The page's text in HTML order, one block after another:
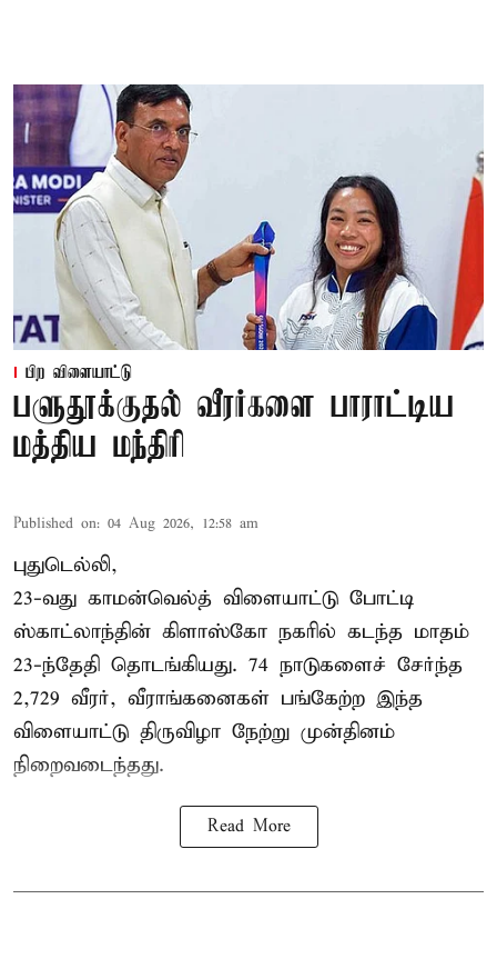
பிற விளையாட்டு
பளுதூக்குதல் வீரர்களை பாராட்டிய
மத்திய மந்திரி
Published on: 04 Aug 2026, 12:58 am
புதுடெல்லி,
23-வது காமன்வெல்த் விளையாட்டு போட்டி
ஸ்காட்லாந்தின் கிளாஸ்கோ நகரில் கடந்த மாதம்
23-ந்தேதி தொடங்கியது. 74 நாடுகளைச் சேர்ந்த
2,729 வீரர், வீராங்கனைகள் பங்கேற்ற இந்த
விளையாட்டு திருவிழா நேற்று முன்தினம்
நிறைவடைந்தது.
Read More